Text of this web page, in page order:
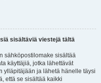
sisältäviä viestejä tältä
sähköpostilomake sisältää
käyttäjiä, jotka lähettävät
ylläpitäjään ja lähetä hänelle täysi
että se sisältää kaikki